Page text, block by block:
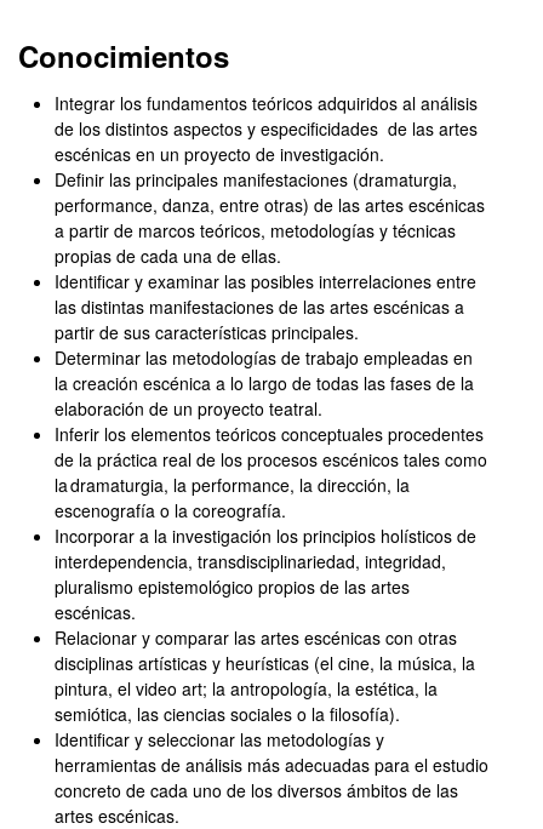
Conocimientos
Integrar los fundamentos teóricos adquiridos al análisis
de los distintos aspectos y especificidades de las artes
escénicas en un proyecto de investigación.
Definir las principales manifestaciones (dramaturgia,
performance, danza, entre otras) de las artes escénicas
a partir de marcos teóricos, metodologías y técnicas
propias de cada una de ellas.
Identificar y examinar las posibles interrelaciones entre
las distintas manifestaciones de las artes escénicas a
partir de sus características principales.
Determinar las metodologías de trabajo empleadas en
la creación escénica a lo largo de todas las fases de la
elaboración de un proyecto teatral.
Inferir los elementos teóricos conceptuales procedentes
de la práctica real de los procesos escénicos tales como
la dramaturgia, la performance, la dirección, la
escenografía o la coreografía.
Incorporar a la investigación los principios holísticos de
interdependencia, transdisciplinariedad, integridad,
pluralismo epistemológico propios de las artes
escénicas.
Relacionar y comparar las artes escénicas con otras
disciplinas artísticas y heurísticas (el cine, la música, la
pintura, el video art; la antropología, la estética, la
semiótica, las ciencias sociales o la filosofía).
Identificar y seleccionar las metodologías y
herramientas de análisis más adecuadas para el estudio
concreto de cada uno de los diversos ámbitos de las
artes escénicas.